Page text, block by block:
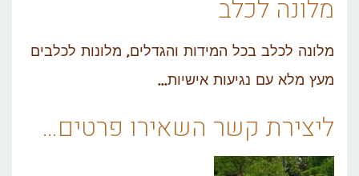
מלונה לכלב
מלונה לכלב בכל המידות והגדלים, מלונות לכלבים
מעץ מלא עם נגיעות אישיות…
ליצירת קשר השאירו פרטים…